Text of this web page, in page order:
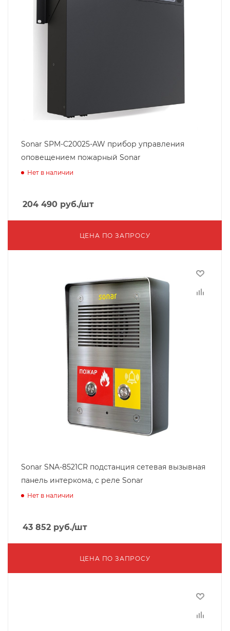
Sonar SPM-C20025-AW прибор управления
оповещением пожарный Sonar
Нет в наличии
204 490 руб./шт
ЦЕНА ПО ЗАПРОСУ
Sonar SNA-8521CR подстанция сетевая вызывная
панель интеркома, с реле Sonar
Нет в наличии
43 852 руб./шт
ЦЕНА ПО ЗАПРОСУ